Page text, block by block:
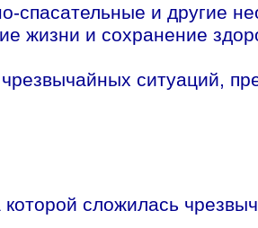
спасательные и другие
жизни и сохранение
ситуаций,
сложилась